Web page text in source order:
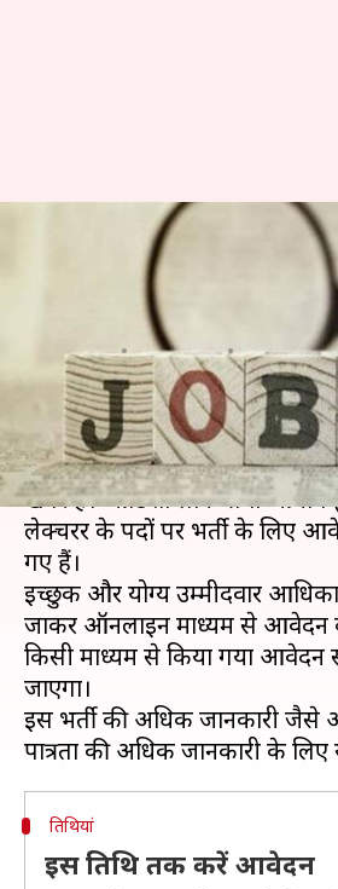
OPSC Recruitment
लेक्चरर के पदों पर
जल्द करें आवेदन
मोना दीक्षित Feb 09, 2020 07:34 pm
क्या है खबर?
शिक्षक नौकरी की तलाश करने
खबर है। ओडिशा लोक सेवा आयोग
लेक्चरर के पदों पर भर्ती के लिए
गए हैं।
इच्छुक और योग्य उम्मीदवार
जाकर ऑनलाइन माध्यम से
किसी माध्यम से किया गया आवेदन
जाएगा।
इस भर्ती की अधिक जानकारी
तिथियां
इस तिथि तक करें आवेदन